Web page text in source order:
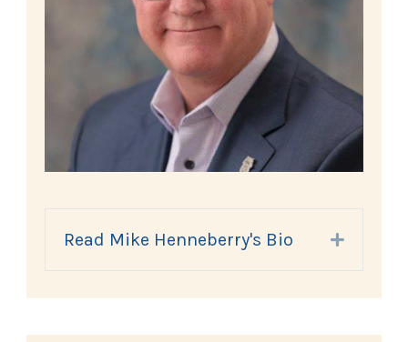
Read Mike Henneberry's Bio Expand